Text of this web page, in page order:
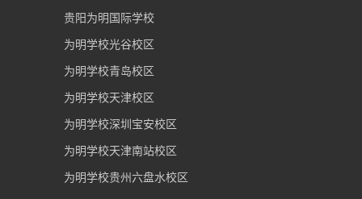
贵阳为明国际学校
为明学校光谷校区
为明学校青岛校区
为明学校天津校区
为明学校深圳宝安校区
为明学校天津南站校区
为明学校贵州六盘水校区